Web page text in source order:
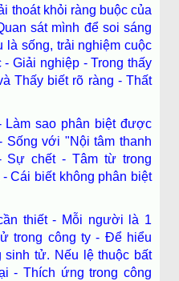
thoát khỏi ràng buộc của
sát mình để soi sáng
là sống, trải nghiệm cuộc
Giải nghiệp - Trong thấy
Thấy biết rõ ràng - Thất
Làm sao phân biệt được
với "Nội tâm thanh
Sự chết - Tâm từ trong
Cái biết không phân biệt
thiết - Mỗi người là 1
trong công ty - Để hiểu
tử. Nếu lệ thuộc bất
- Thích ứng trong công